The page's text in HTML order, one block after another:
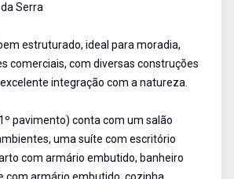
Serra
estruturado, ideal para moradia,
comerciais, com diversas construções
integração com a natureza.
pavimento) conta com um salão
uma suíte com escritório
com armário embutido, banheiro